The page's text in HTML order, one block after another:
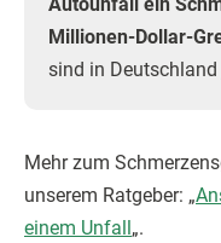
Autounfall ein
Millionen-Dollar-
sind in
Mehr zum
unserem Ratgeber: „
einem Unfall „.